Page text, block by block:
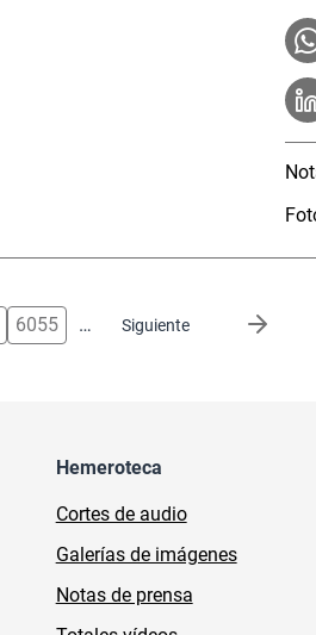
6055 … Siguiente
Siguiente página
Hemeroteca
Cortes de audio
Galerías de imágenes
Notas de prensa